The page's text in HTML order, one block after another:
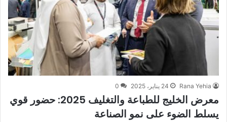
Rana Yehia 24 يناير، 2025 0
معرض الخليج للطباعة والتغليف 2025: حضور قوي
يسلط الضوء على نمو الصناعة